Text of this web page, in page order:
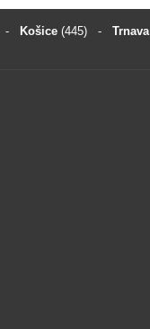
- Košice (445) - Trnava